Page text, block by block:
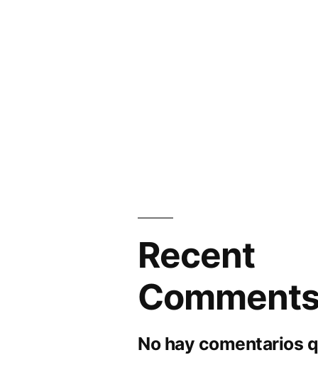
Recent
No hay comentarios